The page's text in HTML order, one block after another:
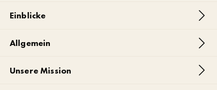
Einblicke
Allgemein
Unsere Mission